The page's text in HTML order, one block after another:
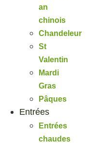
an
chinois
Chandeleur
St
Valentin
Mardi
Gras
Pâques
Entrées
Entrées
chaudes